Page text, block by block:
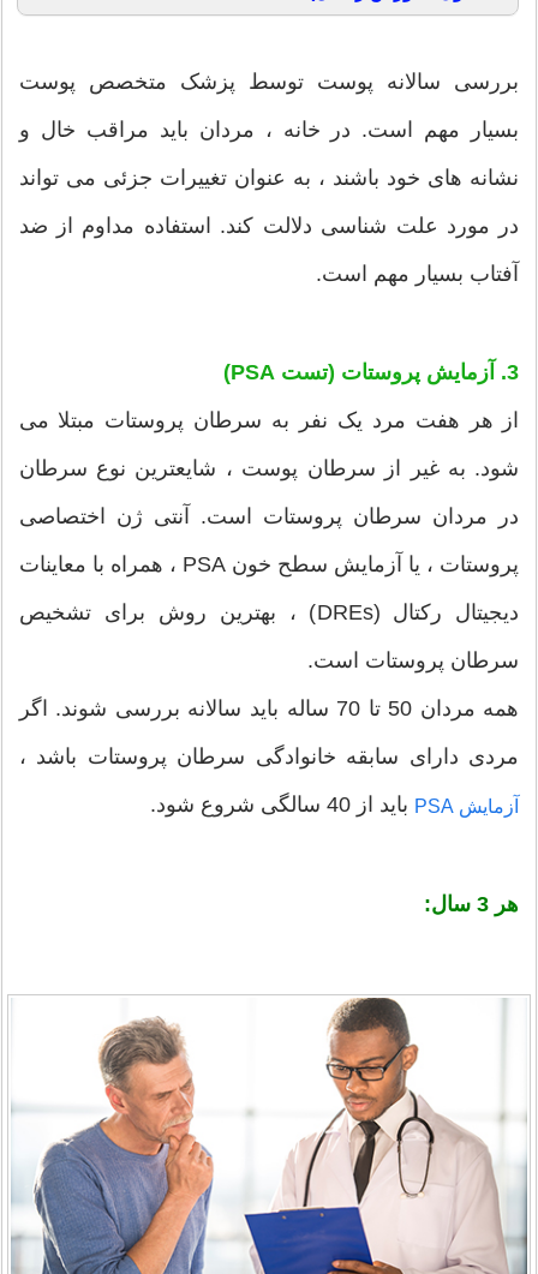
بررسی سالانه پوست توسط پزشک متخصص پوست
بسیار مهم است. در خانه ، مردان باید مراقب خال و
نشانه های خود باشند ، به عنوان تغییرات جزئی می تواند
در مورد علت شناسی دلالت کند. استفاده مداوم از ضد
آفتاب بسیار مهم است.
3. آزمایش پروستات (تست PSA)
از هر هفت مرد یک نفر به سرطان پروستات مبتلا می
شود. به غیر از سرطان پوست ، شایعترین نوع سرطان
در مردان سرطان پروستات است. آنتی ژن اختصاصی
پروستات ، یا آزمایش سطح خون PSA ، همراه با معاینات
دیجیتال رکتال (DREs) ، بهترین روش برای تشخیص
سرطان پروستات است.
همه مردان 50 تا 70 ساله باید سالانه بررسی شوند. اگر
مردی دارای سابقه خانوادگی سرطان پروستات باشد ،
آزمایش PSA باید از 40 سالگی شروع شود.
هر 3 سال: